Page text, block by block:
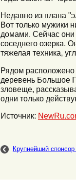
Недавно из плана
Вот только мужики
домами. Сейчас они
соседнего озерка.
тяжелая техника,
Рядом расположено
деревень Большое
зловеще,
одни только
Источник:
Крупнейший